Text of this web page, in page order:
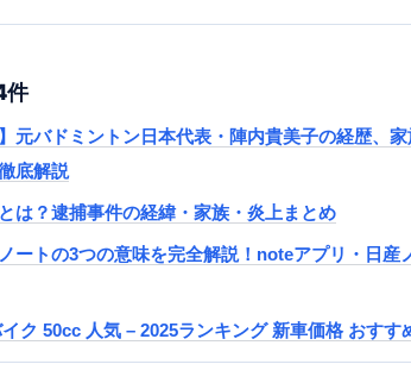
件
】元バドミントン日本代表・陣内貴美子の経歴、
底解説
は？逮捕事件の経緯・家族・炎上まとめ
ノートの3つの意味を完全解説！noteアプリ・日
ク 50cc 人気 – 2025ランキング 新車価格 おすす